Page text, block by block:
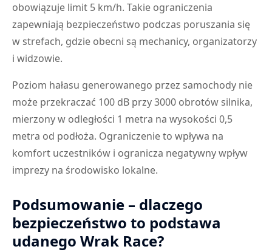
obowiązuje limit 5 km/h. Takie ograniczenia
zapewniają bezpieczeństwo podczas poruszania się
w strefach, gdzie obecni są mechanicy, organizatorzy
i widzowie.
Poziom hałasu generowanego przez samochody nie
może przekraczać 100 dB przy 3000 obrotów silnika,
mierzony w odległości 1 metra na wysokości 0,5
metra od podłoża. Ograniczenie to wpływa na
komfort uczestników i ogranicza negatywny wpływ
imprezy na środowisko lokalne.
Podsumowanie – dlaczego
bezpieczeństwo to podstawa
udanego Wrak Race?